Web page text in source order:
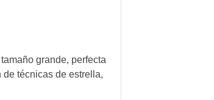
grande, perfecta
técnicas de estrella,